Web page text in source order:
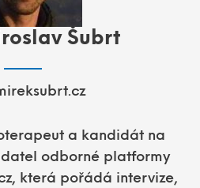
Šubrt
a kandidát na
odborné platformy
která pořádá intervize,